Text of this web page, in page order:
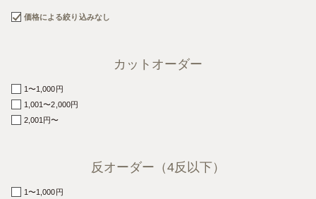
価格による絞り込みなし
カット オーダー
1〜1,000円
1,001〜2,000円
2,001円〜
反オーダー （4反以下）
1〜1,000円